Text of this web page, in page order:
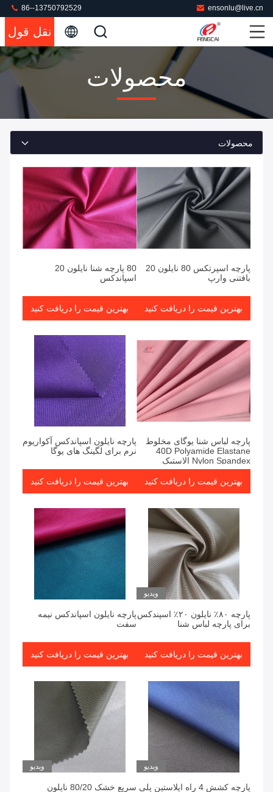
ensonlu@live.cn
86--13750792529
نقل قول
محصولات
محصولات
پارچه اسپرتکس 80 نایلون 20
بافتنی وارپ
بهترین قیمت را دریافت کنید
80 پارچه شنا نایلون 20
اسپاندکس
بهترین قیمت را دریافت کنید
پارچه لباس شنا یوگای مخلوط
40D Polyamide Elastane
Nylon Spandex الاستیک
بهترین قیمت را دریافت کنید
پارچه نایلون اسپاندکس آکواریوم
نرم برای لگینگ های یوگا
بهترین قیمت را دریافت کنید
ویدیو
پارچه ۸۰٪ نایلون ۲۰٪ اسپندکس
برای پارچه لباس شنا
بهترین قیمت را دریافت کنید
پارچه نایلون اسپاندکس نیمه
سفت
بهترین قیمت را دریافت کنید
ویدیو
پارچه کشش 4 راه ایلاستین پلی
ویدیو
سریع خشک 80/20 نایلون